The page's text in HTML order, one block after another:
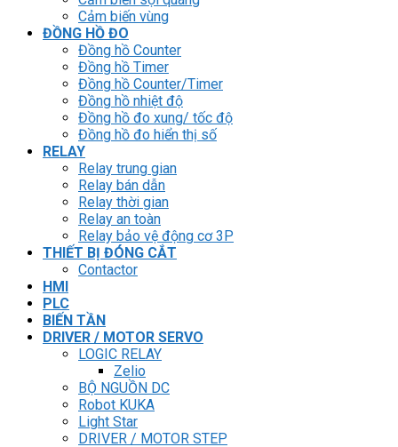
Cảm biến vùng
ĐỒNG HỒ ĐO
Đồng hồ Counter
Đồng hồ Timer
Đồng hồ Counter/Timer
Đồng hồ nhiệt độ
Đồng hồ đo xung/ tốc độ
Đồng hồ đo hiển thị số
RELAY
Relay trung gian
Relay bán dẫn
Relay thời gian
Relay an toàn
Relay bảo vệ động cơ 3P
THIẾT BỊ ĐÓNG CẮT
Contactor
HMI
PLC
BIẾN TẦN
DRIVER / MOTOR SERVO
LOGIC RELAY
Zelio
BỘ NGUỒN DC
Robot KUKA
Light Star
DRIVER / MOTOR STEP